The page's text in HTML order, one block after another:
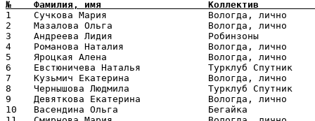
1    Сучкова Мария                  Вологда,
2    Мазалова Ольга                 Вологда,
3    Андреева Лидия                 Робинзоны
4    Романова Наталия               Вологда,
5    Яроцкая Алена                  Вологда, лично
6    Евстюничева Наталья            Турклуб
7    Кузьмич Екатерина              Вологда,
8    Чернышова Людмила              Турклуб
9    Девяткова Екатерина            Вологда,
10   Васендина Ольга                Бегайка